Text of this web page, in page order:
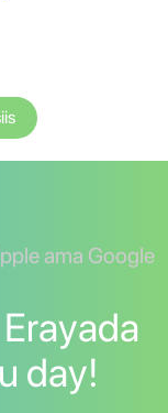
ama Google
day!